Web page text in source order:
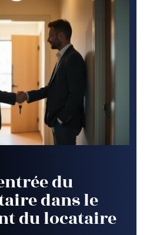
du
dans le
du locataire